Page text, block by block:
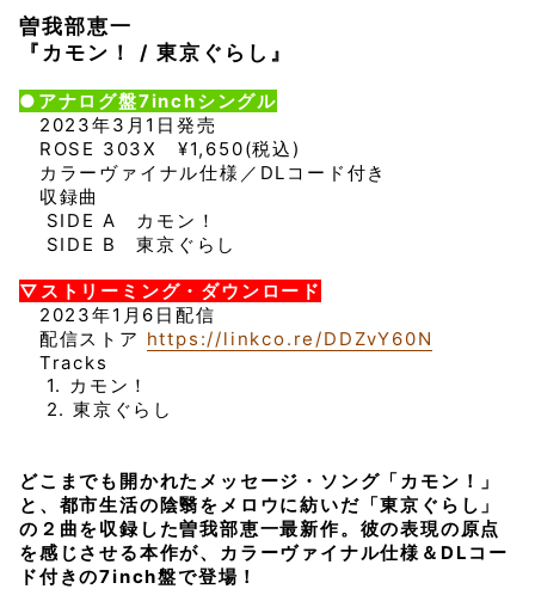
曽我部恵一
『カモン！ / 東京ぐらし』
●アナログ盤7inchシングル
2023年3月1日発売
ROSE 303X ¥1,650(税込)
カラーヴァイナル仕様／DLコード付き
収録曲
SIDE A カモン！
SIDE B 東京ぐらし
▽ストリーミング・ダウンロード
2023年1月6日配信
配信ストア https://linkco.re/DDZvY60N
Tracks
1. カモン！
2. 東京ぐらし
どこまでも開かれたメッセージ・ソング「カモン！」
と、都市生活の陰翳をメロウに紡いだ「東京ぐらし」
の２曲を収録した曽我部恵一最新作。彼の表現の原点
を感じさせる本作が、カラーヴァイナル仕様＆DLコー
ド付きの7inch盤で登場！